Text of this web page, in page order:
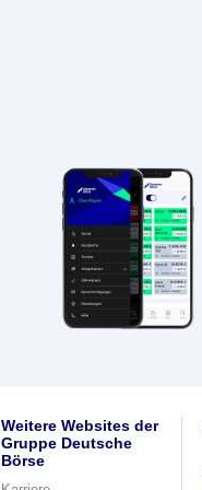
Weitere Websites der
Gruppe Deutsche
Börse